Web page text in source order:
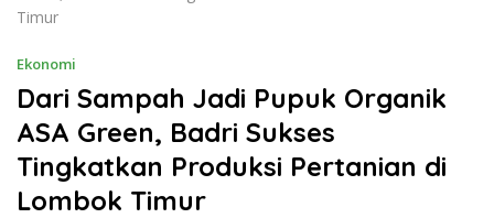
Timur
Ekonomi
Dari Sampah Jadi Pupuk Organik
ASA Green, Badri Sukses
Tingkatkan Produksi Pertanian di
Lombok Timur